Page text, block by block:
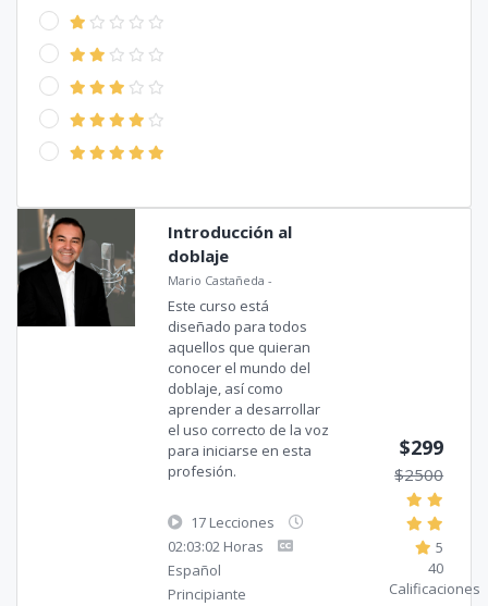
Introducción al
doblaje
Mario Castañeda -
Este curso está
diseñado para todos
aquellos que quieran
conocer el mundo del
doblaje, así como
aprender a desarrollar
el uso correcto de la voz
para iniciarse en esta
profesión.
17 Lecciones
02:03:02 Horas
Español
Principiante
$299
$2500
5
40
Calificaciones